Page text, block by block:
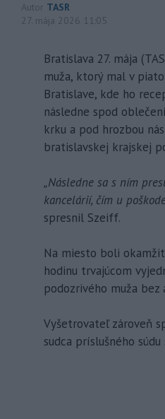
Autor TASR
27. mája 2026 11:05
Bratislava 27. mája
muža, ktorý mal v
Bratislave, kde ho
následne spod
krku a pod hrozbou
bratislavskej krajskej
„Následne sa s ním
kancelárií, čím u
spresnil Szeiff.
Na miesto boli
hodinu trvajúcom
podozrivého muža bez
Vyšetrovateľ zároveň
sudca príslušného